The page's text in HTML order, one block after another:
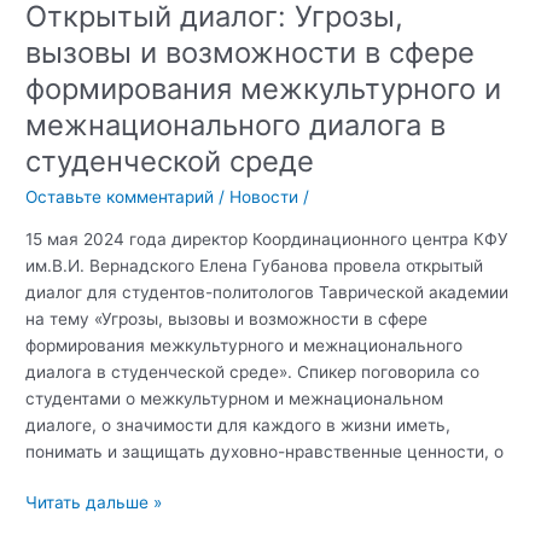
Открытый диалог: Угрозы,
вызовы и возможности в сфере
формирования межкультурного и
межнационального диалога в
студенческой среде
Оставьте комментарий / Новости /
15 мая 2024 года директор Координационного центра КФУ
им.В.И. Вернадского Елена Губанова провела открытый
диалог для студентов-политологов Таврической академии
на тему «Угрозы, вызовы и возможности в сфере
формирования межкультурного и межнационального
диалога в студенческой среде». Спикер поговорила со
студентами о межкультурном и межнациональном
диалоге, о значимости для каждого в жизни иметь,
понимать и защищать духовно-нравственные ценности, о
Открытый
Читать дальше »